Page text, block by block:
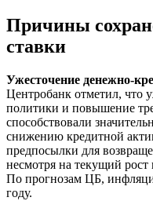
Причины
ставки
Ужесточение денежно-
Центробанк отметил, что
политики и повышение
способствовали
снижению кредитной
предпосылки для
несмотря на текущий
По прогнозам ЦБ,
году.